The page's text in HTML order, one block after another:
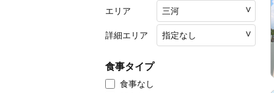
エリア
詳細エリア
食事タイプ
食事なし